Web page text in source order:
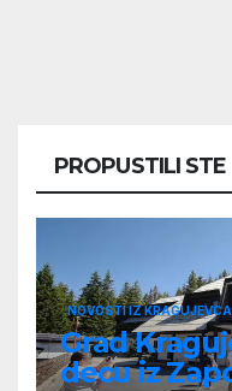
PROPUSTILI STE
NOVOSTI IZ KRAGUJEVCA
Grad
decu iz